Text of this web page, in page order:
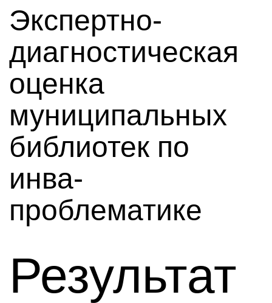
Экспертно-
диагностическая
оценка
муниципальных
библиотек по
инва-
проблематике
Результат